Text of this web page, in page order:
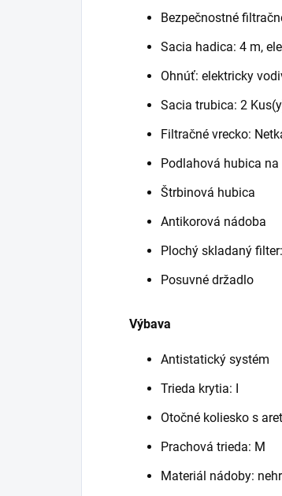
Bezpečnostné
Sacia hadica: 4 m,
Ohnúť: elektricky
Sacia trubica: 2
Filtračné vrecko:
Podlahová hubica
Štrbinová hubica
Antikorová nádoba
Plochý skladaný
Posuvné držadlo
Výbava
Antistatický systém
Trieda krytia: I
Otočné koliesko s
Prachová trieda: M
Materiál nádoby: